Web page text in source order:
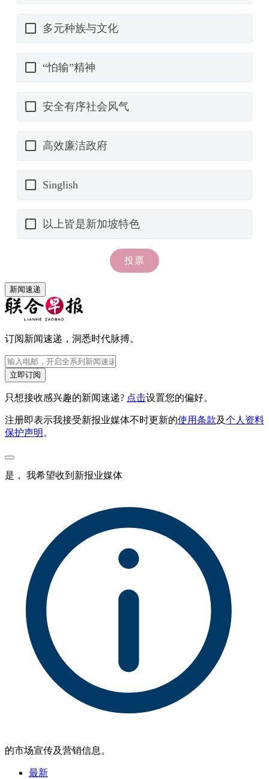
新闻速递
订阅新闻速递，洞悉时代脉搏。
立即订阅
只想接收感兴趣的新闻速递? 点击设置您的偏好。
注册即表示我接受新报业媒体不时更新的使用条款及个人资料
保护声明 。
是， 我希望收到新报业媒体
的市场宣传及营销信息。
最新